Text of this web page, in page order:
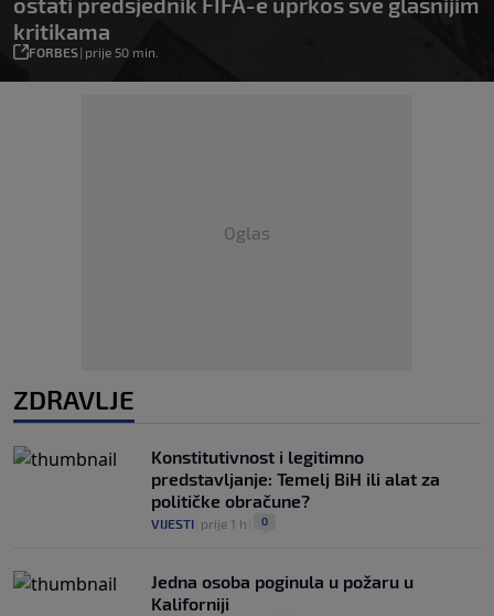
kritikama
FORBES| prije 50 min.
Oglas
ZDRAVLJE
Konstitutivnost i legitimno
predstavljanje: Temelj BiH ili alat za
političke obračune?
VIJESTI prije 1 h 0
Jedna osoba poginula u požaru u
Kaliforniji